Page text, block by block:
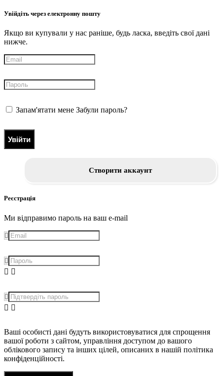
Увійдіть через електронну пошту
Якщо ви купували у нас раніше, будь ласка, введіть свої дані
нижче.
Запам'ятати мене Забули пароль?
Увійти
Створити аккаунт
Реєстрація
Ми відправимо пароль на ваш e-mail
Ваші особисті дані будуть використовуватися для спрощення
вашої роботи з сайтом, управління доступом до вашого
облікового запису та інших цілей, описаних в нашій політика
конфіденційності.